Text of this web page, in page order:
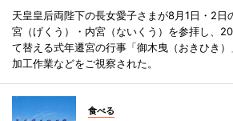
天皇皇后両陛下の長女愛子さまが8月1日・2日
宮（げくう）・内宮（ないくう）を参拝し、
て替える式年遷宮の行事「御木曳（おきひき
加工作業などをご視察された。
食べる